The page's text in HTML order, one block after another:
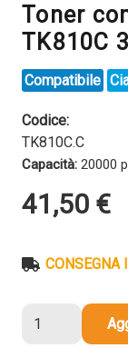
Toner
TK810C
Compatibile
Codice:
TK810C.C
Capacità: 20000
41,50 €
CONSEGNA
compatibile